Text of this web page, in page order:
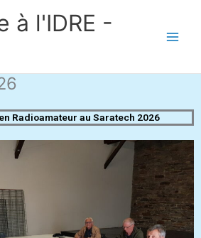
à l'IDRE -
Radioamateur au Saratech 2026